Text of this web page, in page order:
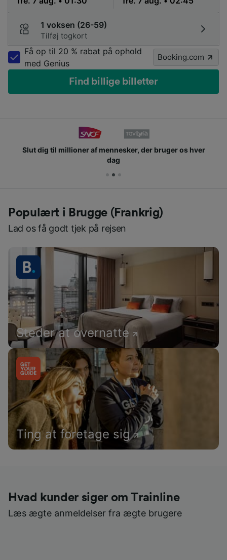
1 voksen (26-59)
Tilføj togkort
Få op til 20 % rabat på ophold
med Genius
Booking.com
Find billige billetter
Slut dig til millioner af mennesker, der bruger os hver
dag
Populært i Brugge (Frankrig)
Lad os få godt tjek på rejsen
Steder at overnatte
Ting at foretage sig
Hvad kunder siger om Trainline
Læs ægte anmeldelser fra ægte brugere